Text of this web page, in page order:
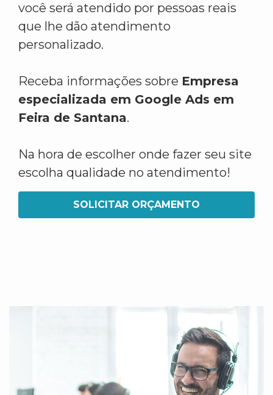
você será atendido por pessoas reais
que lhe dão atendimento
personalizado.
Receba informações sobre Empresa
especializada em Google Ads em
Feira de Santana.
Na hora de escolher onde fazer seu site
escolha qualidade no atendimento!
SOLICITAR ORÇAMENTO